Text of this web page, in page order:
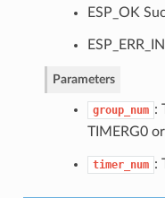
ESP_OK
Parameters
group_num :
TIMERG0
timer_num :